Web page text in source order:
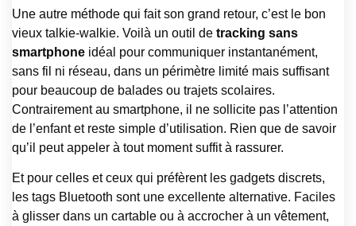
Une autre méthode qui fait son grand retour, c’est le bon
vieux talkie-walkie. Voilà un outil de tracking sans
smartphone idéal pour communiquer instantanément,
sans fil ni réseau, dans un périmètre limité mais suffisant
pour beaucoup de balades ou trajets scolaires.
Contrairement au smartphone, il ne sollicite pas l’attention
de l’enfant et reste simple d’utilisation. Rien que de savoir
qu’il peut appeler à tout moment suffit à rassurer.
Et pour celles et ceux qui préfèrent les gadgets discrets,
les tags Bluetooth sont une excellente alternative. Faciles
à glisser dans un cartable ou à accrocher à un vêtement,